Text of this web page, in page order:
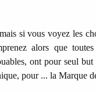
si vous voyez les
alors que
ont pour seul
pour ... la Marque